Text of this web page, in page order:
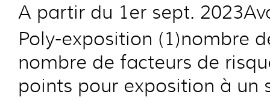
A partir du 1er sept.
Poly-exposition (1)nombre
nombre de facteurs de
points pour exposition à un